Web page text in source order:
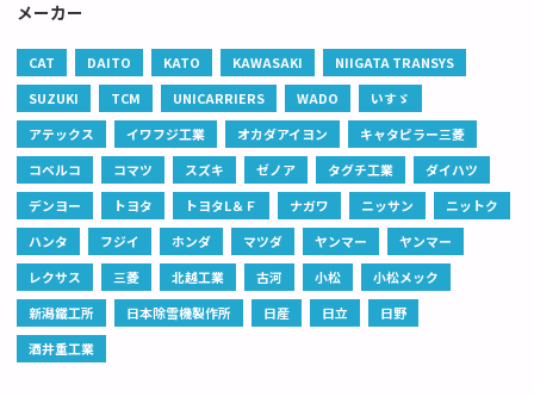
メーカー
CAT DAITO KATO KAWASAKI
NIIGATA TRANSYS
SUZUKI
TCM UNICARRIERS WADO
いすゞ
アテックス
イワフジ工業 オカダアイヨン
キャタピラー三菱
コベルコ
コマツ スズキ ゼノア タグチ工業
ダイハツ
デンヨー
トヨタ トヨタL＆Ｆ ナガワ ニッサン
ニットク
ハンタ
フジイ ホンダ マツダ ヤンマー
ヤンマー
レクサス
三菱 北越工業 古河 小松
小松メック
新潟鐵工所
日本除雪機製作所 日産 日立
日野
酒井重工業